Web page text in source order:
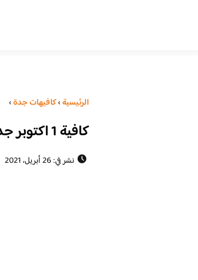
الرئيسية›كافيهات جدة›
كافية 1 اكتوبر جدة ( الاسعار + المنيو + الموقع )
نشر في: 26 أبريل، 2021